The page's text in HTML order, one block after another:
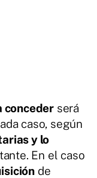
conceder será
caso, según
y lo
En el caso
de